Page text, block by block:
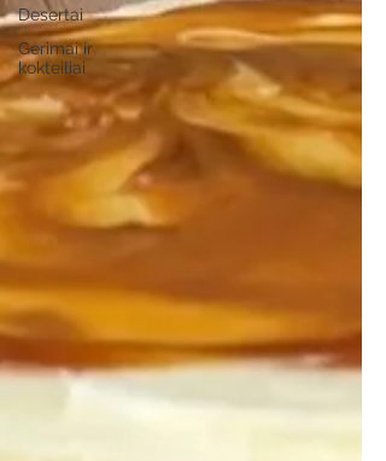
Desertai
Gėrimai ir
kokteiliai